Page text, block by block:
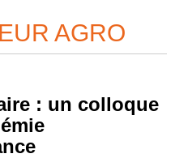
AGRO
: un colloque